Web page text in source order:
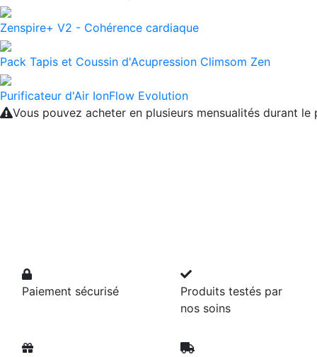
Zenspire+ V2 - Cohérence cardiaque
Pack Tapis et Coussin d'Acupression Climsom Zen
Purificateur d'Air IonFlow Evolution
Vous pouvez acheter en plusieurs mensualités durant le
Paiement sécurisé
Produits testés par
nos soins